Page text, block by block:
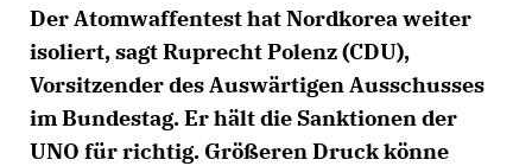
Der Atomwaffentest hat Nordkorea weiter
isoliert, sagt Ruprecht Polenz (CDU),
Vorsitzender des Auswärtigen Ausschusses
im Bundestag. Er hält die Sanktionen der
UNO für richtig. Größeren Druck könne